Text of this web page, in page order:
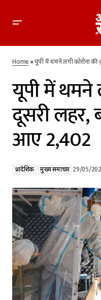
यूपी में थमने लगी कोरोना
Home»यूपी में थमने लगी कोरोना
यूपी में थमने
दूसरी लहर,
आए 2,402
प्रादेशिक मुख्य समाचार 29/05/